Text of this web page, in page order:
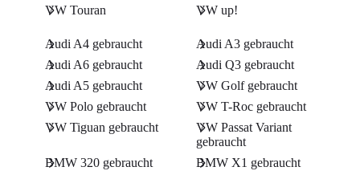
VW Touran
VW up!
Audi A4 gebraucht
Audi A3 gebraucht
Audi A6 gebraucht
Audi Q3 gebraucht
Audi A5 gebraucht
VW Golf gebraucht
VW Polo gebraucht
VW T-Roc gebraucht
VW Tiguan gebraucht
VW Passat Variant
gebraucht
BMW 320 gebraucht
BMW X1 gebraucht